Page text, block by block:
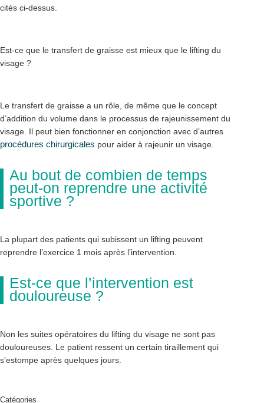
cités ci-dessus.
Est-ce que le transfert de graisse est mieux que le lifting du
visage ?
Le transfert de graisse a un rôle, de même que le concept
d’addition du volume dans le processus de rajeunissement du
visage. Il peut bien fonctionner en conjonction avec d’autres
procédures chirurgicales pour aider à rajeunir un visage.
Au bout de combien de temps
peut-on reprendre une activité
sportive ?
La plupart des patients qui subissent un lifting peuvent
reprendre l’exercice 1 mois après l’intervention.
Est-ce que l’intervention est
douloureuse ?
Non les suites opératoires du lifting du visage ne sont pas
douloureuses. Le patient ressent un certain tiraillement qui
s’estompe après quelques jours.
Catégories